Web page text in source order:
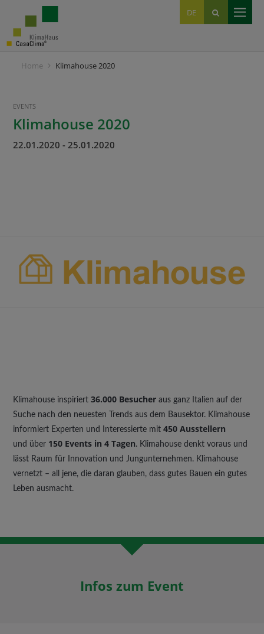
DE
IT
EN
Home Klimahouse 2020
EVENTS
Klimahouse 2020
22.01.2020- 25.01.2020
Klimahouse inspiriert36.000 Besucher aus ganz Italien auf der
Suche nach den neuesten Trends aus dem Bausektor. Klimahouse
informiert Experten und Interessierte mit450 Ausstellern
und über 150 Events in 4 Tagen. Klimahouse denkt voraus und
lässt Raum für Innovation und Jungunternehmen. Klimahouse
vernetzt – all jene, die daran glauben, dass gutes Bauen ein gutes
Leben ausmacht.
Infos zum Event